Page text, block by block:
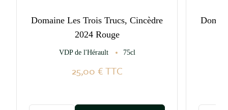
Domaine Les Trois Trucs, Cincèdre
2024 Rouge
VDP de l'Hérault 75cl
25,00 €TTC